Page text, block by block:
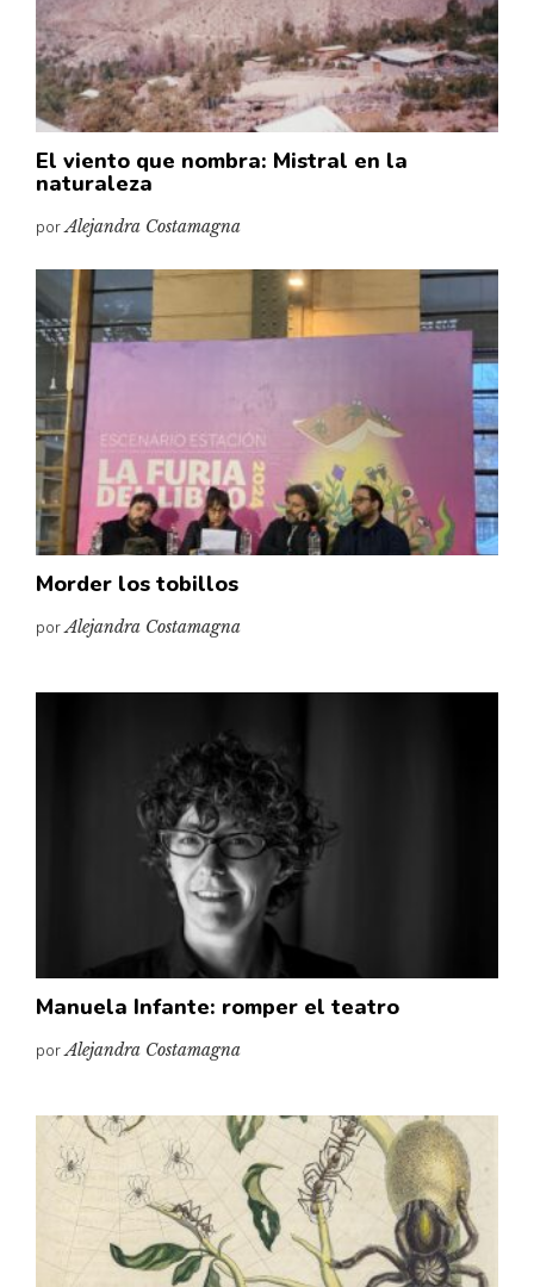
Pensamiento ilustrado
Personaje
Personajes secundarios
Política
Relecturas
Sociedad
Vidas paralelas
Voces y lecturas
El viento que nombra: Mistral en la
naturaleza
porAlejandra Costamagna
Morder los tobillos
porAlejandra Costamagna
Manuela Infante: romper el teatro
porAlejandra Costamagna